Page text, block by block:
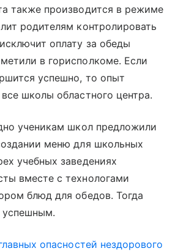
также производится в режиме
родителям контролировать
оплату за обеды
в горисполкоме. Если
успешно, то опыт
школы областного центра.
ученикам школ предложили
меню для школьных
учебных заведениях
вместе с технологами
блюд для обедов. Тогда
успешным.
опасностей нездорового